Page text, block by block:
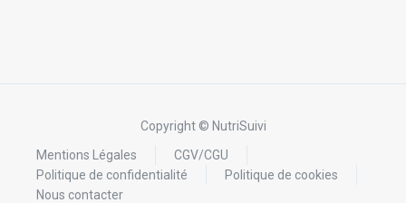
Copyright © NutriSuivi
Mentions Légales
CGV/CGU
Politique de confidentialité
Politique de cookies
Nous contacter